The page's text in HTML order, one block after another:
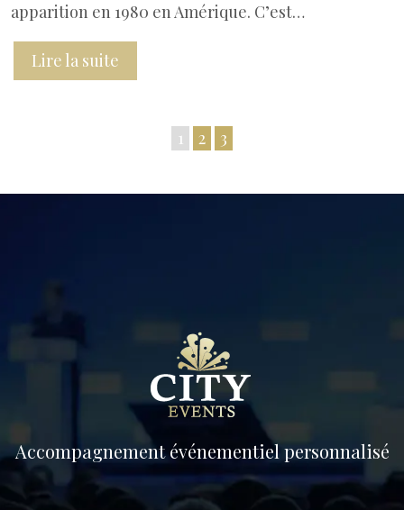
apparition en 1980 en Amérique. C’est…
Lire la suite
1 2 3
Accompagnement événementiel personnalisé